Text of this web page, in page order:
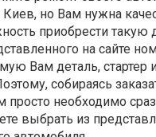
но Вам нужна
приобрести
на сайте
Вам деталь, стартер
собираясь
просто необходимо
выбрать из